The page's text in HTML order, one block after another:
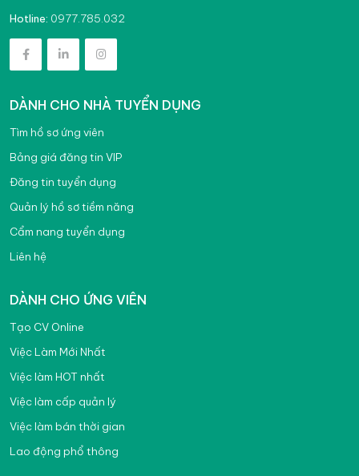
Hotline: 0977.785.032
DÀNH CHO NHÀ TUYỂN DỤNG
Tìm hồ sơ ứng viên
Bảng giá đăng tin VIP
Đăng tin tuyển dụng
Quản lý hồ sơ tiềm năng
Cẩm nang tuyển dụng
Liên hệ
DÀNH CHO ỨNG VIÊN
Tạo CV Online
Việc Làm Mới Nhất
Việc làm HOT nhất
Việc làm cấp quản lý
Việc làm bán thời gian
Lao động phổ thông